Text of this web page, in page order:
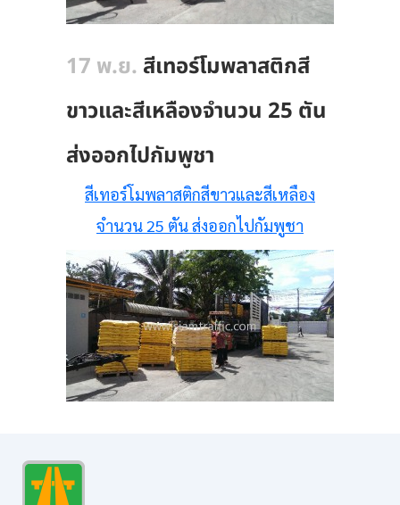
17 พ.ย. สีเทอร์โมพลาสติกสี
ขาวและสีเหลืองจำนวน 25 ตัน
ส่งออกไปกัมพูชา
สีเทอร์โมพลาสติกสีขาวและสีเหลือง
จำนวน 25 ตัน ส่งออกไปกัมพูชา